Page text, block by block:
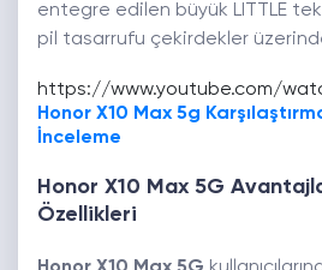
entegre edilen büyük LITTLE
pil tasarrufu çekirdekler
https://www.youtube.com/
Honor X10 Max 5g
İnceleme
Honor X10 Max 5G
Özellikleri